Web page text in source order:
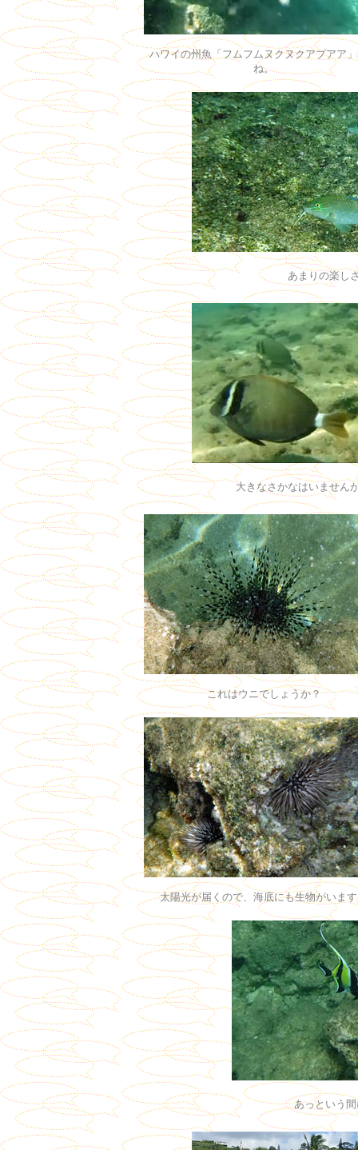
ハワイの州魚「フムフムヌクヌクアプアア
ね。
あまりの楽し
大きなさかなはいません
これはウニでしょうか？
太陽光が届くので、海底にも生物がいま
あっという